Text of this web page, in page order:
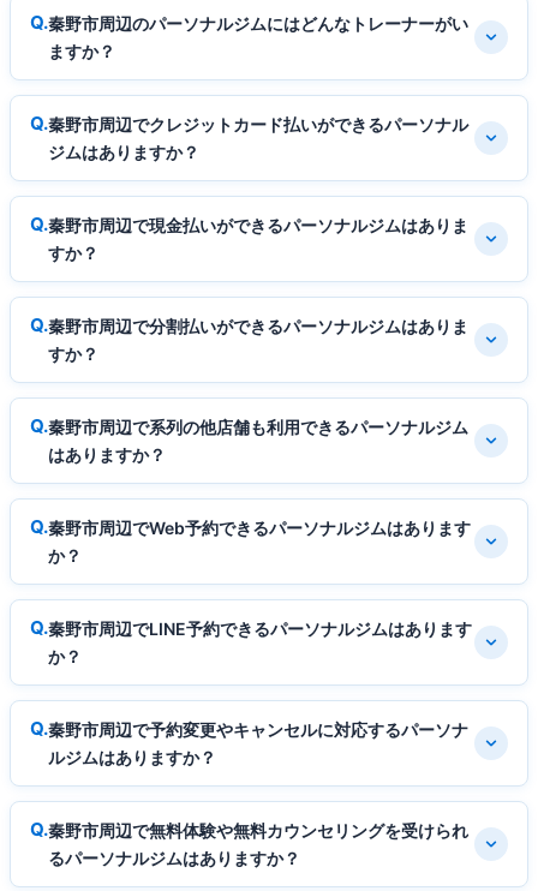
秦野市周辺のパーソナルジムにはどんなトレーナーがい
ますか？
秦野市周辺でクレジットカード払いができるパーソナル
ジムはありますか？
秦野市周辺で現金払いができるパーソナルジムはありま
すか？
秦野市周辺で分割払いができるパーソナルジムはありま
すか？
秦野市周辺で系列の他店舗も利用できるパーソナルジム
はありますか？
秦野市周辺でWeb予約できるパーソナルジムはあります
か？
秦野市周辺でLINE予約できるパーソナルジムはあります
か？
秦野市周辺で予約変更やキャンセルに対応するパーソナ
ルジムはありますか？
秦野市周辺で無料体験や無料カウンセリングを受けられ
るパーソナルジムはありますか？